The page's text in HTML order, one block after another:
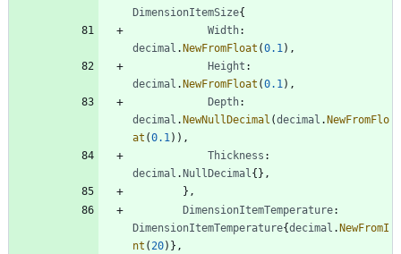
DimensionItemSize{
Width:
decimal . NewFromFloat (0.1) ,
Height :
decimal . NewFromFloat (0.1) ,
Depth:
decimal . NewNullDecimal (decimal . NewFromFlo
at (0.1) ) ,
Thickness :
decimal . NullDecimal{ } ,
} ,
DimensionItemTemperature:
DimensionItemTemperature{decimal . NewFromI
nt (20) } ,